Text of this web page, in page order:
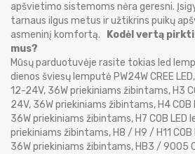
apšvietimo sistemoms nėra geresni.
tarnaus ilgus metus ir užtikrins puikų
asmeninį komfortą.
Kodėl vertą
mus?
Mūsų parduotuvėje rasite tokias led
dienos šviesų lemputė PW24W CREE
12-24V, 36W priekiniams žibintams, H3
24V, 36W priekiniams žibintams, H4
36W priekiniams žibintams, H7 COB LED
priekiniams žibintams, H8 / H9 / H11
36W priekiniams žibintams, HB3 / 9005